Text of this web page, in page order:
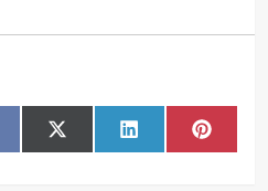
Share
on
X
(Twitter)
Share
on
LinkedIn Share
on